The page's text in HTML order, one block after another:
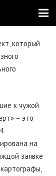
который
к чужой
– это
на
заявке